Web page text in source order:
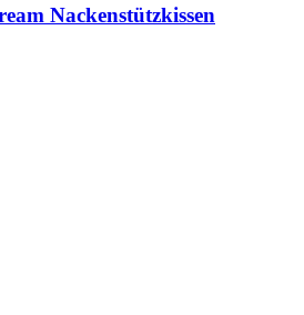
Nackenstützkissen